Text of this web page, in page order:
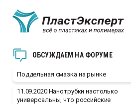
ОБСУЖДАЕМ НА ФОРУМЕ
Поддельная смазка на рынке
11.09.2020 Нанотрубки настолько
универсальны, что российские